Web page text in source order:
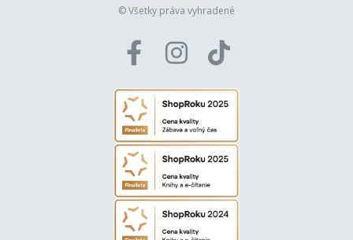
© Všetky práva vyhradené